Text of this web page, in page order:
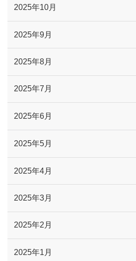
2025年10月
2025年9月
2025年8月
2025年7月
2025年6月
2025年5月
2025年4月
2025年3月
2025年2月
2025年1月